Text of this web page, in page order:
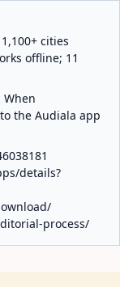
cities
offline; 11
When
the Audiala app
details?
process/